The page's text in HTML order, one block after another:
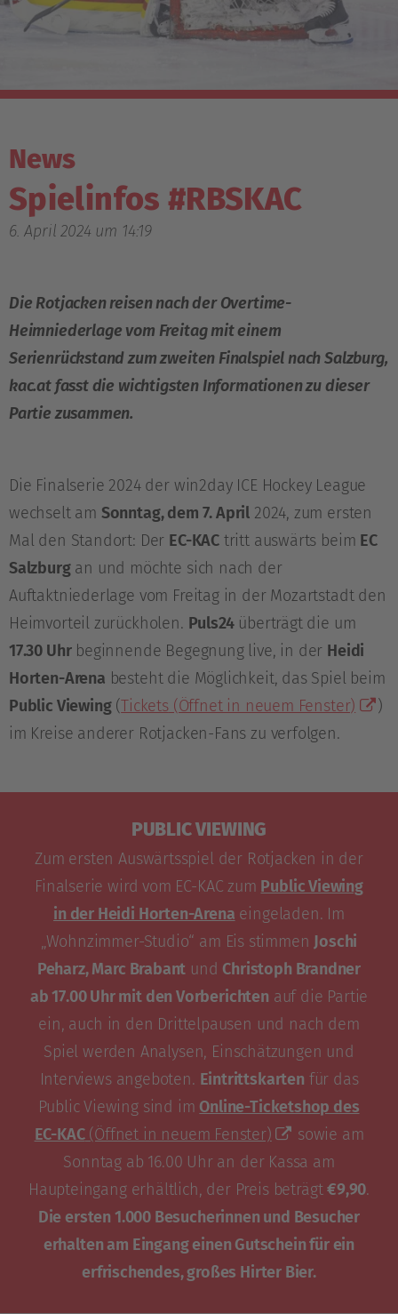
News
Spielinfos #RBSKAC
6. April 2024 um 14:19
Die Rotjacken reisen nach der Overtime-
Heimniederlage vom Freitag mit einem
Serienrückstand zum zweiten Finalspiel nach Salzburg,
kac.at fasst die wichtigsten Informationen zu dieser
Partie zusammen.
Die Finalserie 2024 der win2day ICE Hockey League
wechselt am Sonntag, dem 7. April 2024, zum ersten
Mal den Standort: Der EC-KACtritt auswärts beim EC
Salzburgan und möchte sich nach der
Auftaktniederlage vom Freitag in der Mozartstadt den
Heimvorteil zurückholen. Puls24überträgt die um
17.30 Uhrbeginnende Begegnung live, in der Heidi
Horten-Arena besteht die Möglichkeit, das Spiel beim
Public Viewing(Tickets(Öffnet in neuem Fenster)
)
im Kreise anderer Rotjacken-Fans zu verfolgen.
PUBLIC VIEWING
Zum ersten Auswärtsspiel der Rotjacken in der
Finalserie wird vom EC-KAC zum Public Viewing
in der Heidi Horten-Arena eingeladen. Im
„Wohnzimmer-Studio“ am Eis stimmen Joschi
Peharz, Marc Brabant und Christoph Brandner
ab 17.00 Uhr mit den Vorberichten auf die Partie
ein, auch in den Drittelpausen und nach dem
Spiel werden Analysen, Einschätzungen und
Interviews angeboten. Eintrittskarten für das
Public Viewing sind im Online-Ticketshop des
EC-KAC(Öffnet in neuem Fenster)
sowie am
Sonntag ab 16.00 Uhr an der Kassa am
Haupteingang erhältlich, der Preis beträgt€9,90.
Die ersten 1.000 Besucherinnen und Besucher
erhalten am Eingang einen Gutschein für ein
erfrischendes, großes Hirter Bier.